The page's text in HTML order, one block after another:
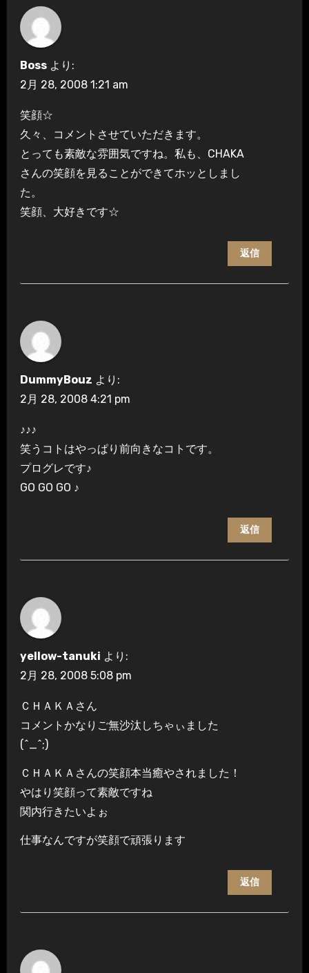
Boss より:
2月 28, 2008 1:21 am
笑顔☆
久々、コメントさせていただきます。
とっても素敵な雰囲気ですね。私も、CHAKA
さんの笑顔を見ることができてホッとしまし
た。
笑顔、大好きです☆
返信
DummyBouz より:
2月 28, 2008 4:21 pm
♪♪♪
笑うコトはやっぱり前向きなコトです。
プログレです♪
GO GO GO ♪
返信
yellow-tanuki より:
2月 28, 2008 5:08 pm
ＣＨＡＫＡさん
コメントかなりご無沙汰しちゃぃました
(^_^;)
ＣＨＡＫＡさんの笑顔本当癒やされました！
やはり笑顔って素敵ですね
関内行きたいよぉ
仕事なんですが笑顔で頑張ります
返信